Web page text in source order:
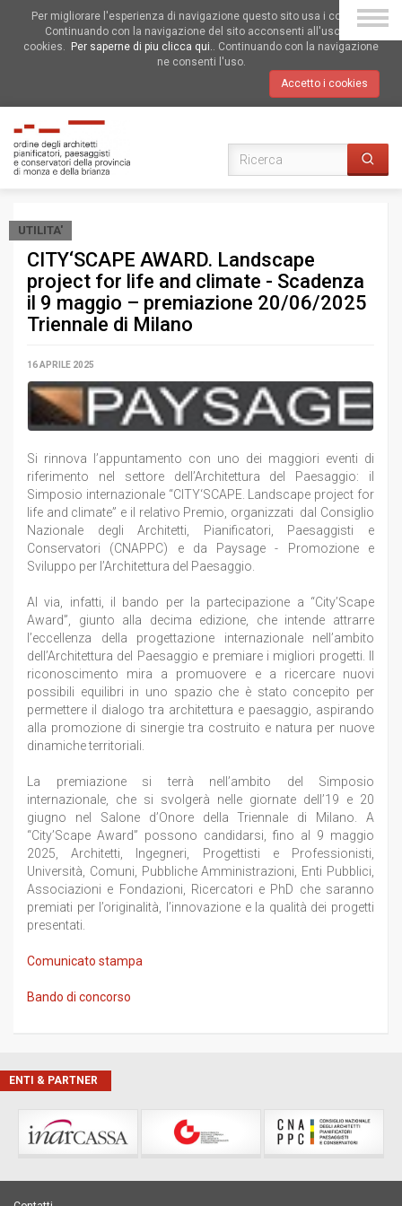
Per migliorare l'esperienza di navigazione questo sito usa i cookies.
Continuando con la navigazione del sito acconsenti all'uso dei
cookies.
Per saperne di piu clicca qui.. Continuando con la navigazione
ne consenti l'uso.
Accetto i cookies
UTILITA'
CITY‘SCAPE AWARD. Landscape
project for life and climate - Scadenza
il 9 maggio – premiazione 20/06/2025
Triennale di Milano
16 APRILE 2025
Si rinnova l’appuntamento con uno dei maggiori eventi di
riferimento nel settore dell’Architettura del Paesaggio: il
Simposio internazionale “CITY‘SCAPE. Landscape project for
life and climate” e il relativo Premio, organizzati dal Consiglio
Nazionale degli Architetti, Pianificatori, Paesaggisti e
Conservatori (CNAPPC) e da Paysage - Promozione e
Sviluppo per l’Architettura del Paesaggio.
Al via, infatti, il bando per la partecipazione a “City’Scape
Award”, giunto alla decima edizione, che intende attrarre
l’eccellenza della progettazione internazionale nell’ambito
dell’Architettura del Paesaggio e premiare i migliori progetti. Il
riconoscimento mira a promuovere e a ricercare nuovi
possibili equilibri in uno spazio che è stato concepito per
permettere il dialogo tra architettura e paesaggio, aspirando
alla promozione di sinergie tra costruito e natura per nuove
dinamiche territoriali.
La premiazione si terrà nell’ambito del Simposio
internazionale, che si svolgerà nelle giornate dell’19 e 20
giugno nel Salone d’Onore della Triennale di Milano. A
“City’Scape Award” possono candidarsi, fino al 9 maggio
2025, Architetti, Ingegneri, Progettisti e Professionisti,
Università, Comuni, Pubbliche Amministrazioni, Enti Pubblici,
Associazioni e Fondazioni, Ricercatori e PhD che saranno
premiati per l’originalità, l’innovazione e la qualità dei progetti
presentati.
Comunicato stampa
Bando di concorso
ENTI & PARTNER